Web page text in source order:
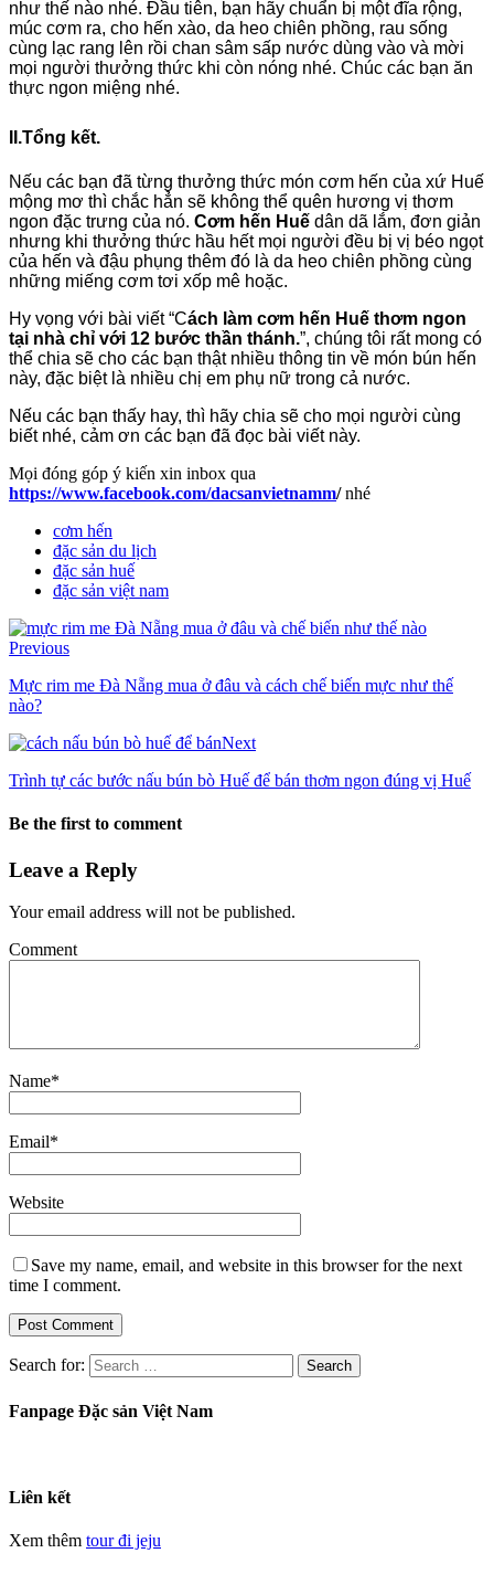
như thế nào nhé. Đầu tiên, bạn hãy chuẩn bị một đĩa rộng,
múc cơm ra, cho hến xào, da heo chiên phồng, rau sống
cùng lạc rang lên rồi chan sâm sấp nước dùng vào và mời
mọi người thưởng thức khi còn nóng nhé. Chúc các bạn ăn
thực ngon miệng nhé.
II.Tổng kết.
Nếu các bạn đã từng thưởng thức món cơm hến của xứ Huế
mộng mơ thì chắc hẳn sẽ không thể quên hương vị thơm
ngon đặc trưng của nó. Cơm hến Huế dân dã lắm, đơn giản
nhưng khi thưởng thức hầu hết mọi người đều bị vị béo ngọt
của hến và đậu phụng thêm đó là da heo chiên phồng cùng
những miếng cơm tơi xốp mê hoặc.
Hy vọng với bài viết “Cách làm cơm hến Huế thơm ngon
tại nhà chỉ với 12 bước thần thánh.”, chúng tôi rất mong có
thể chia sẽ cho các bạn thật nhiều thông tin về món bún hến
này, đặc biệt là nhiều chị em phụ nữ trong cả nước.
Nếu các bạn thấy hay, thì hãy chia sẽ cho mọi người cùng
biết nhé, cảm ơn các bạn đã đọc bài viết này.
Mọi đóng góp ý kiến xin inbox qua
https://www.facebook.com/dacsanvietnamm/nhé
cơm hến
đặc sản du lịch
đặc sản huế
đặc sản việt nam
Previous
Mực rim me Đà Nẵng mua ở đâu và cách chế biến mực như thế
nào?
Next
Trình tự các bước nấu bún bò Huế để bán thơm ngon đúng vị Huế
Be the first to comment
Leave a Reply
Your email address will not be published.
Comment
Name*
Email*
Website
Save my name, email, and website in this browser for the next
time I comment.
Search for:
Fanpage Đặc sản Việt Nam
Liên kết
Xem thêm tour đi jeju